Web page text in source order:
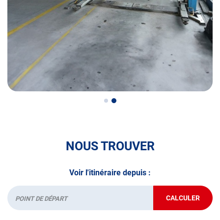
N’attendez plus pour votre sécurité et faire vérifier votre
véhicule : Prenez RDV dans votrecentre de contrôle
technique.
A très bientôt chez AUTOSUR CONDÉ-FOLIE
*Prestation à vérifier auprès du centre
NOUS TROUVER
Voir l'itinéraire depuis :
Départ CALCULER
JUSQU'AU
POINT